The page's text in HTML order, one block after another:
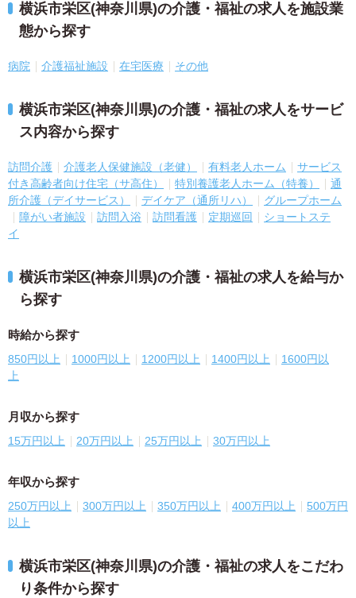
横浜市栄区(神奈川県)の介護・福祉の求人を施設業
態から探す
病院 介護福祉施設 在宅医療 その他
横浜市栄区(神奈川県)の介護・福祉の求人をサービ
ス内容から探す
訪問介護 介護老人保健施設（老健） 有料老人ホーム
サービス
付き高齢者向け住宅（サ高住）
特別養護老人ホーム（特養）
通
所介護（デイサービス）
デイケア（通所リハ）
グループホーム
障がい者施設
訪問入浴 訪問看護 定期巡回
ショートステ
イ
横浜市栄区(神奈川県)の介護・福祉の求人を給与か
ら探す
時給から探す
850円以上 1000円以上 1200円以上 1400円以上
1600円以
上
月収から探す
15万円以上 20万円以上 25万円以上 30万円以上
年収から探す
250万円以上 300万円以上 350万円以上 400万円以上
500万円
以上
横浜市栄区(神奈川県)の介護・福祉の求人をこだわ
り条件から探す